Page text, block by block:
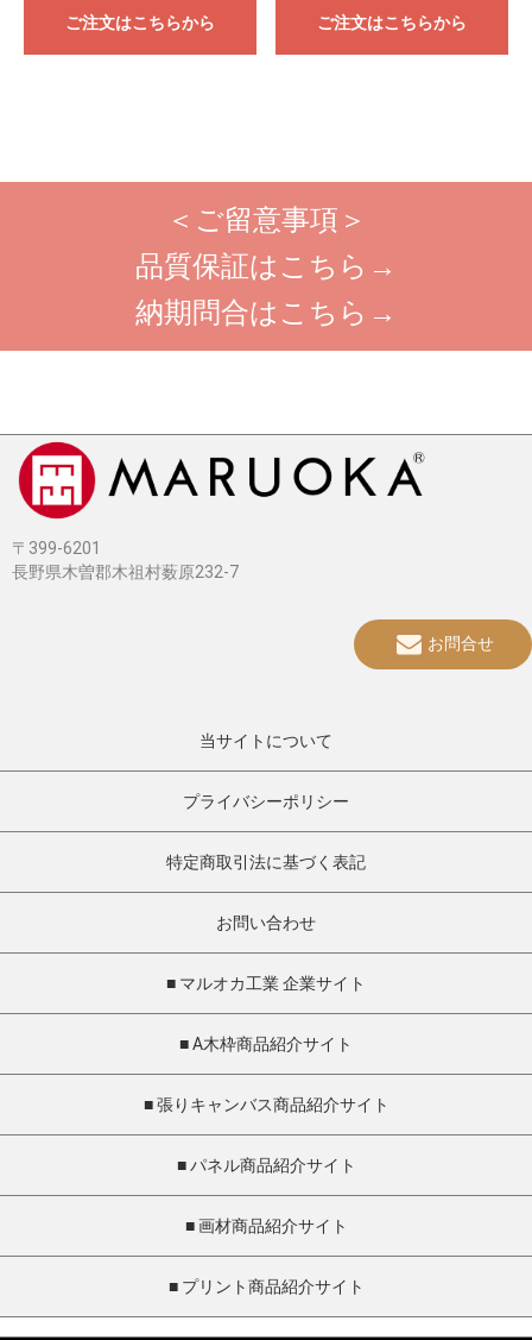
ご注文はこちらから ご注文はこちらから
＜ご留意事項＞
品質保証はこちら→
納期問合はこちら→
〒399-6201
長野県木曽郡木祖村薮原232-7
お問合せ
当サイトについて
プライバシーポリシー
特定商取引法に基づく表記
お問い合わせ
■ マルオカ工業 企業サイト
■ A木枠商品紹介サイト
■ 張りキャンバス商品紹介サイト
■ パネル商品紹介サイト
■ 画材商品紹介サイト
■ プリント商品紹介サイト